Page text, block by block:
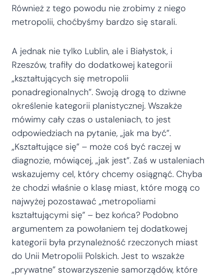
Również z tego powodu nie zrobimy z niego
metropolii, choćbyśmy bardzo się starali.
A jednak nie tylko Lublin, ale i Białystok, i
Rzeszów, trafiły do dodatkowej kategorii
„kształtujących się metropolii
ponadregionalnych”. Swoją drogą to dziwne
określenie kategorii planistycznej. Wszakże
mówimy cały czas o ustaleniach, to jest
odpowiedziach na pytanie, „jak ma być”.
„Kształtujące się” – może coś być raczej w
diagnozie, mówiącej, „jak jest”. Zaś w ustaleniach
wskazujemy cel, który chcemy osiągnąć. Chyba
że chodzi właśnie o klasę miast, które mogą co
najwyżej pozostawać „metropoliami
kształtującymi się” – bez końca? Podobno
argumentem za powołaniem tej dodatkowej
kategorii była przynależność rzeczonych miast
do Unii Metropolii Polskich. Jest to wszakże
„prywatne” stowarzyszenie samorządów, które